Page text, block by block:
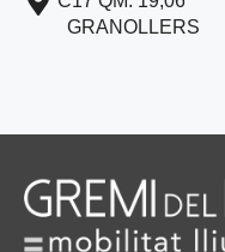
GRANOLLERS